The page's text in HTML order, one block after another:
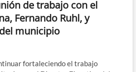
de trabajo con el
Fernando Ruhl, y
municipio
fortaleciendo el trabajo